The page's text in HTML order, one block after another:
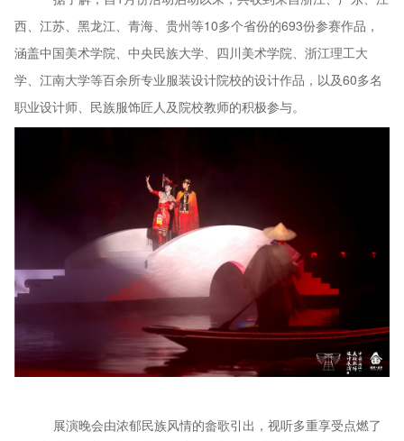
西、江苏、黑龙江、青海、贵州等10多个省份的693份参赛作品，
涵盖中国美术学院、中央民族大学、四川美术学院、浙江理工大
学、江南大学等百余所专业服装设计院校的设计作品，以及60多名
职业设计师、民族服饰匠人及院校教师的积极参与。
展演晚会由浓郁民族风情的畲歌引出，视听多重享受点燃了